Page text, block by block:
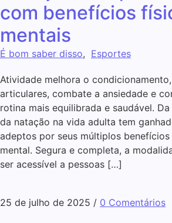
com benefícios
mentais
É bom saber disso, Esportes
Atividade melhora o
articulares, combate a ansiedade e
rotina mais equilibrada e saudável.
da natação na vida adulta tem
adeptos por seus múltiplos
mental. Segura e completa, a
ser acessível a pessoas […]
25 de julho de 2025 / 0 Comentários